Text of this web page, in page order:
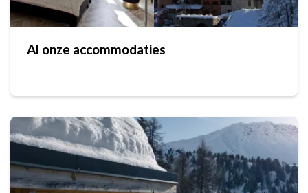
Al onze accommodaties